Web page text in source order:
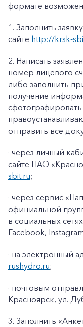
формате
1. Заполнить
сайте http://krsk-
2. Написать
номер лицевого
либо заполнить
получение
сфотографировать
отправить все
· через личный
сайте ПАО
sbit.ru;
· через сервис
официальной
в социальных
Facebook,
· на электронный
rushydro.ru;
· почтовым
Красноярск, ул.
3. Заполнить